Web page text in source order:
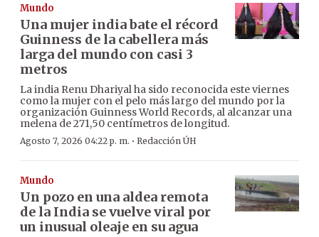
Mundo
Una mujer india bate el récord
Guinness de la cabellera más
larga del mundo con casi 3
metros
La india Renu Dhariyal ha sido reconocida este viernes
como la mujer con el pelo más largo del mundo por la
organización Guinness World Records, al alcanzar una
melena de 271,50 centímetros de longitud.
Agosto 7, 2026 04:22 p. m. · Redacción ÚH
Mundo
Un pozo en una aldea remota
de la India se vuelve viral por
un inusual oleaje en su agua